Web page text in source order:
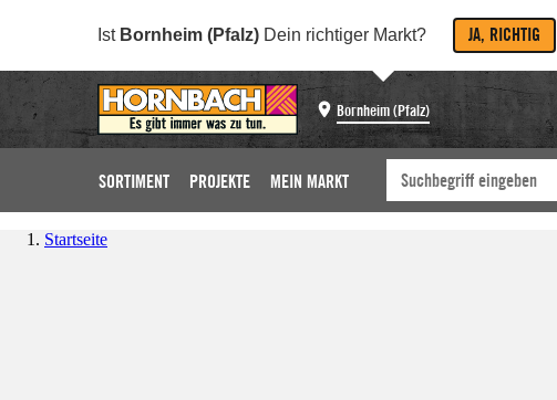
Ist Bornheim (Pfalz) Dein richtiger Markt? JA, RICHTIG
Bornheim (Pfalz)
SORTIMENT PROJEKTE MEIN MARKT
Startseite